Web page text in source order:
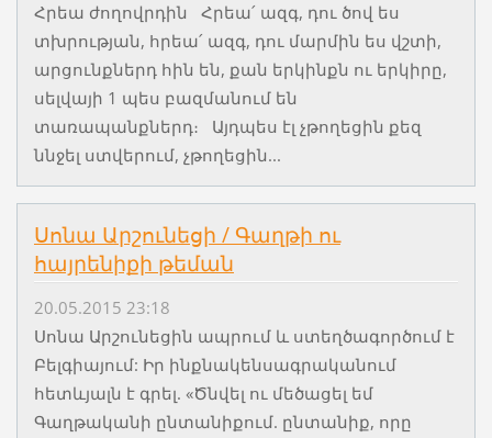
Հրեա ժողովրդին Հրեա՛ ազգ, դու ծով ես
տխրության, հրեա՛ ազգ, դու մարմին ես վշտի,
արցունքներդ հին են, քան երկինքն ու երկիրը,
սելվայի 1 պես բազմանում են
տառապանքներդ։ Այդպես էլ չթողեցին քեզ
ննջել ստվերում, չթողեցին...
Սոնա Արշունեցի / Գաղթի ու
հայրենիքի թեման
20.05.2015 23:18
Սոնա Արշունեցին ապրում և ստեղծագործում է
Բելգիայում: Իր ինքնակենսագրականում
հետևյալն է գրել. «Ծնվել ու մեծացել եմ
Գաղթականի ընտանիքում. ընտանիք, որը